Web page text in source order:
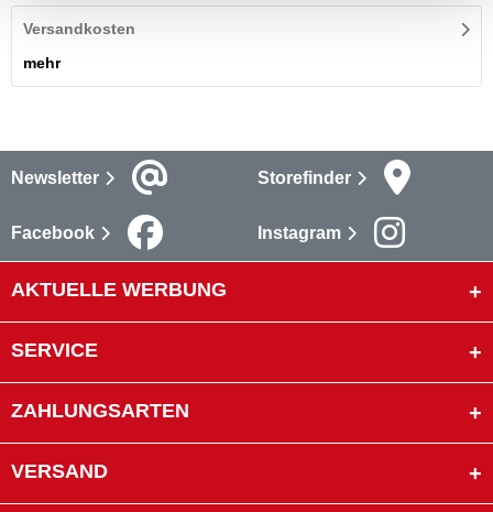
Versandkosten
mehr
Newsletter Storefinder
Facebook Instagram
AKTUELLE WERBUNG
SERVICE
ZAHLUNGSARTEN
VERSAND